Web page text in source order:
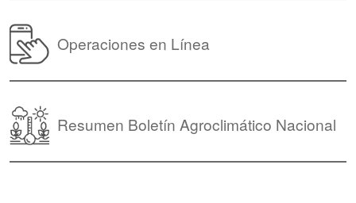
Operaciones en Línea
Resumen Boletín Agroclimático Nacional